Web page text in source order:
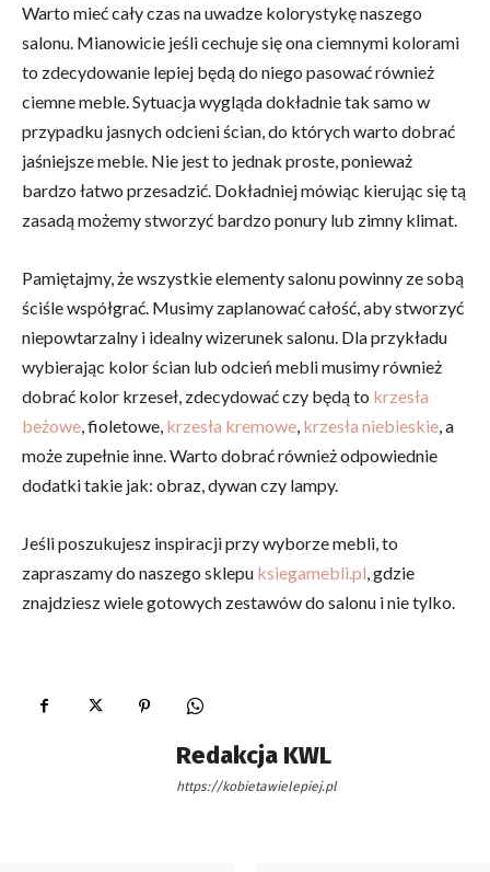
Warto mieć cały czas na uwadze kolorystykę naszego
salonu. Mianowicie jeśli cechuje się ona ciemnymi kolorami
to zdecydowanie lepiej będą do niego pasować również
ciemne meble. Sytuacja wygląda dokładnie tak samo w
przypadku jasnych odcieni ścian, do których warto dobrać
jaśniejsze meble. Nie jest to jednak proste, ponieważ
bardzo łatwo przesadzić. Dokładniej mówiąc kierując się tą
zasadą możemy stworzyć bardzo ponury lub zimny klimat.
Pamiętajmy, że wszystkie elementy salonu powinny ze sobą
ściśle współgrać. Musimy zaplanować całość, aby stworzyć
niepowtarzalny i idealny wizerunek salonu. Dla przykładu
wybierając kolor ścian lub odcień mebli musimy również
dobrać kolor krzeseł, zdecydować czy będą to krzesła
beżowe , fioletowe, krzesła kremowe krzesła niebieskie , a
może zupełnie inne. Warto dobrać również odpowiednie
dodatki takie jak: obraz, dywan czy lampy.
Jeśli poszukujesz inspiracji przy wyborze mebli, to
zapraszamy do naszego sklepu ksiegamebli.pl , gdzie
znajdziesz wiele gotowych zestawów do salonu i nie tylko.
Redakcja KWL
https://kobietawielepiej.pl